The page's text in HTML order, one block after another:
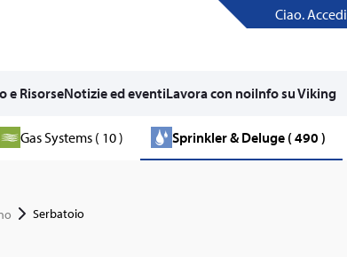
Ciao. Accedi
e RisorseNotizie ed eventiLavora con noiInfo su Viking
Gas Systems ( 10 ) Sprinkler & Deluge ( 490 )
Serbatoio